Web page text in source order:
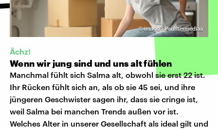
©imago | Panthermediaa
Ächz!
Wenn wir jung sind und uns alt fühlen
Manchmal fühlt sich Salma alt, obwohl sie erst 22 ist.
Ihr Rücken fühlt sich an, als ob sie 45 sei, und ihre
jüngeren Geschwister sagen ihr, dass sie cringe ist,
weil Salma bei manchen Trends außen vor ist.
Welches Alter in unserer Gesellschaft als ideal gilt und